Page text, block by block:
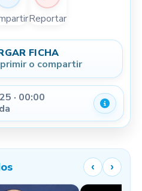
Reportar
FICHA
o compartir
· 00:00
‹ ›